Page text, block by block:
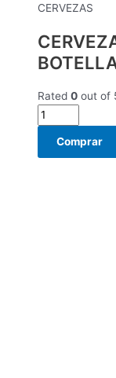
CERVEZAS
Rated 0 out of
Comprar